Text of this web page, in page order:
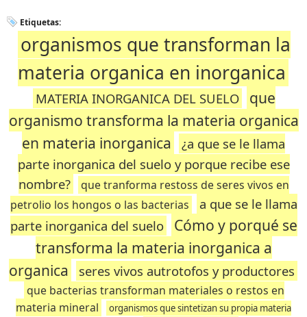
Etiquetas:
organismos que transforman la
materia organica en inorganica
MATERIA INORGANICA DEL SUELO
que
organismo transforma la materia organica
en materia inorganica
¿a que se le llama
parte inorganica del suelo y porque recibe ese
nombre?
que tranforma restoss de seres vivos en
petrolio los hongos o las bacterias
a que se le llama
parte inorganica del suelo
Cómo y porqué se
transforma la materia inorganica a
organica
seres vivos autrotofos y productores
que bacterias transforman materiales o restos en
materia mineral
organismos que sintetizan su propia materia